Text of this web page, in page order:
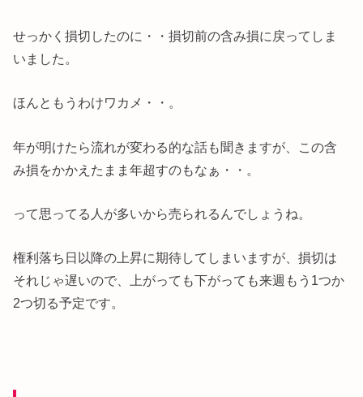
せっかく損切したのに・・損切前の含み損に戻ってしま
いました。
ほんともうわけワカメ・・。
年が明けたら流れが変わる的な話も聞きますが、この含
み損をかかえたまま年超すのもなぁ・・。
って思ってる人が多いから売られるんでしょうね。
権利落ち日以降の上昇に期待してしまいますが、損切は
それじゃ遅いので、上がっても下がっても来週もう1つか
2つ切る予定です。